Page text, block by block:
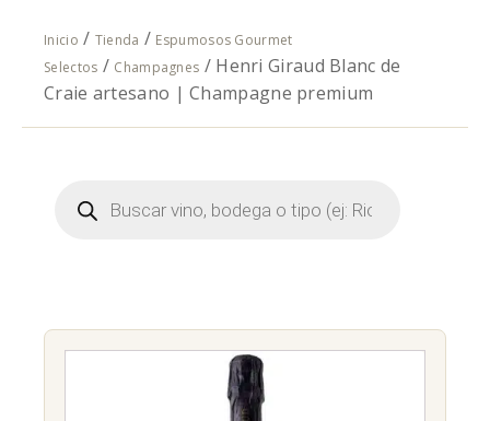
Inicio / Tienda / Espumosos Gourmet
Selectos / Champagnes / Henri Giraud Blanc de
Craie artesano | Champagne premium
Búsqueda